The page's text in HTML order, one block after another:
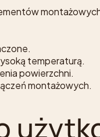
temperaturą.
powierzchni.
montażowych.